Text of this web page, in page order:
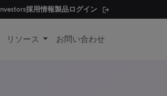
Investors採用情報製品ログイン
リソース お問い合わせ